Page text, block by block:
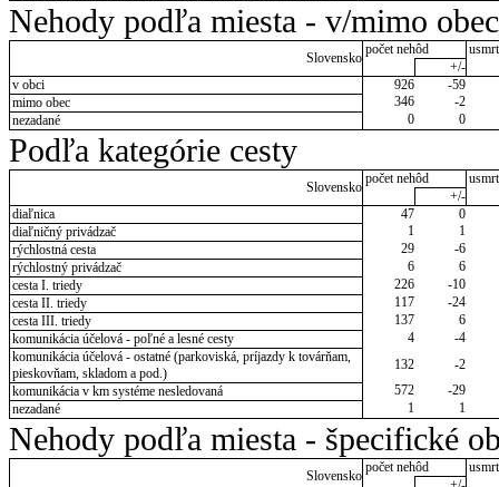
Nehody podľa miesta - v/mimo obec
Slovensko
počet nehôd
+/-
v obci
926
-59
mimo obec
346
-2
nezadané
0 0
Podľa kategórie cesty
Slovensko
počet nehôd
+/-
diaľnica
47
0
diaľničný privádzač
1
1
rýchlostná cesta
29
-6
rýchlostný privádzač
6
6
cesta I. triedy
226
-10
cesta II. triedy
117
-24
cesta III. triedy
137
6
komunikácia účelová - poľné a lesné cesty
4
-4
komunikácia účelová - ostatné (parkoviská, príjazdy k továrňam,
pieskovňam, skladom a pod.)
132
-2
komunikácia v km systéme nesledovaná
572
-29
nezadané
1 1
Nehody podľa miesta - špecifické
Slovensko
počet nehôd